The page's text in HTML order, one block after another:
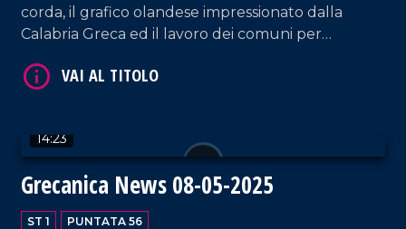
corda, il grafico olandese impressionato dalla
Calabria Greca ed il lavoro dei comuni per
paesaggio: dal Sud al cuore dell'Europa sono
14:23
Grecanica News 08-05-2025
ST 1 PUNTATA 56